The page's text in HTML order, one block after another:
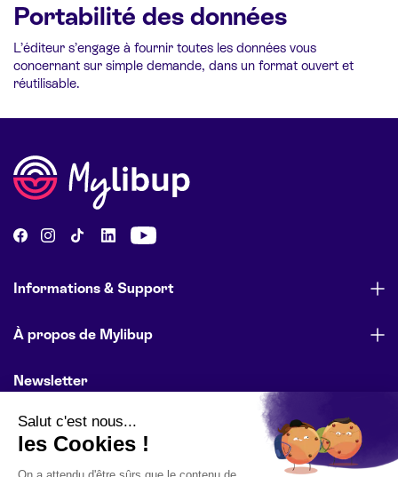
Portabilité des données
L’éditeur s’engage à fournir toutes les données vous
concernant sur simple demande, dans un format ouvert et
réutilisable.
Informations & Support
À propos de Mylibup
Newsletter
Abonnez-vous pour être informé des lancements de produits,
des offres spéciales et des actualités de l’entreprise.